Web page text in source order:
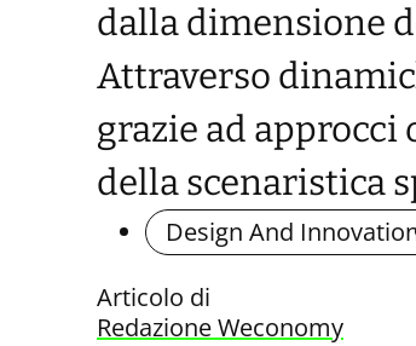
dalla dimensione
Attraverso
grazie ad
della scenaristica
Design And
Articolo di
Redazione Weconomy